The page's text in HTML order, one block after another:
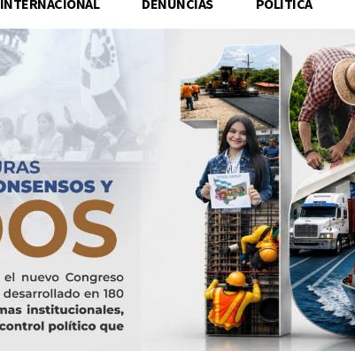
INTERNACIONAL DENUNCIAS POLÍTICA